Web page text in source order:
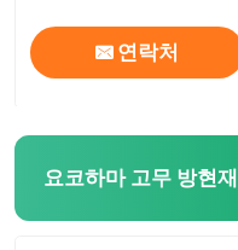
연락처
요코하마 고무 방현재